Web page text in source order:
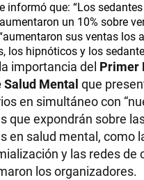
informó que: “Los
un 10% sobre
sus ventas los
los hipnóticos y los
importancia del Primer
Salud Mental que
en simultáneo con
que expondrán sobre
en salud mental, como
y las redes de
los organizadores.